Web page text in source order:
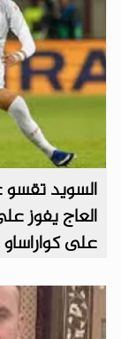
السويد
العاج يفوز
على